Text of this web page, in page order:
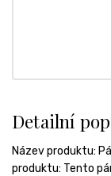
Detailní
Název produktu:
produktu: Tento